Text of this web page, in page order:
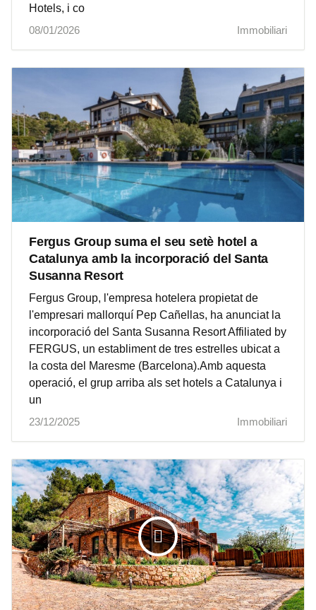
Hotels, i co
08/01/2026
Immobiliari
Fergus Group suma el seu setè hotel a
Catalunya amb la incorporació del Santa
Susanna Resort
Fergus Group, l'empresa hotelera propietat de
l'empresari mallorquí Pep Cañellas, ha anunciat la
incorporació del Santa Susanna Resort Affiliated by
FERGUS, un establiment de tres estrelles ubicat a
la costa del Maresme (Barcelona).Amb aquesta
operació, el grup arriba als set hotels a Catalunya i
un
23/12/2025
Immobiliari